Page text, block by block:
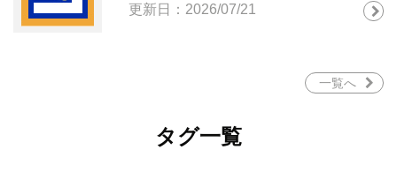
更新日：2026/07/21
一覧へ
タグ一覧